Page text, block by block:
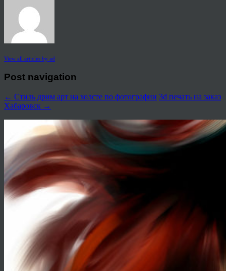
View all articles by ad
Post navigation
← Стиль дрим арт на холсте по фотографии 3d печать на заказ
Хабаровск →